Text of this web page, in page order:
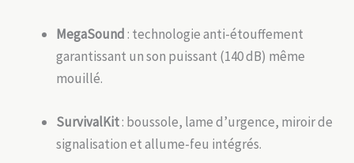
MegaSound: technologie anti-étouffement
garantissant un son puissant (140 dB) même
mouillé.
SurvivalKit: boussole, lame d’urgence, miroir de
signalisation et allume-feu intégrés.